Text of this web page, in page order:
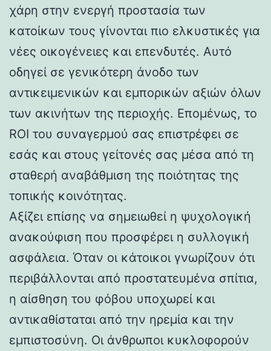
χάρη στην ενεργή προστασία των
κατοίκων τους γίνονται πιο ελκυστικές για
νέες οικογένειες και επενδυτές. Αυτό
οδηγεί σε γενικότερη άνοδο των
αντικειμενικών και εμπορικών αξιών όλων
των ακινήτων της περιοχής. Επομένως, το
ROI του συναγερμού σας επιστρέφει σε
εσάς και στους γείτονές σας μέσα από τη
σταθερή αναβάθμιση της ποιότητας της
τοπικής κοινότητας.
Αξίζει επίσης να σημειωθεί η ψυχολογική
ανακούφιση που προσφέρει η συλλογική
ασφάλεια. Όταν οι κάτοικοι γνωρίζουν ότι
περιβάλλονται από προστατευμένα σπίτια,
η αίσθηση του φόβου υποχωρεί και
αντικαθίσταται από την ηρεμία και την
εμπιστοσύνη. Οι άνθρωποι κυκλοφορούν